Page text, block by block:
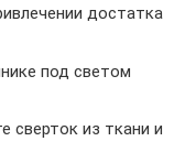
достатка
под светом
сверток из ткани и